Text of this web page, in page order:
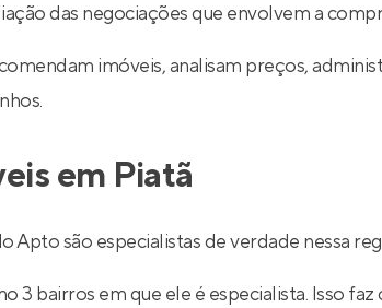
das negociações que envolvem a
imóveis, analisam preços,
em Piatã
são especialistas de verdade nessa
3 bairros em que ele é especialista. Isso